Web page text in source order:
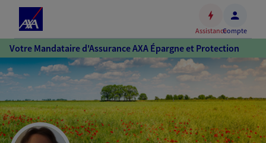
Accéder
au
contenu
principal
Accéder
au
pied
de
AssistanceCompte
Votre Mandataire d'Assurance AXA Épargne et Protection